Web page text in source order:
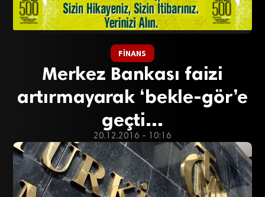
FINANS
Merkez Bankası faizi
artırmayarak ‘bekle-gör’e
geçti…
20.12.2016 - 10:16